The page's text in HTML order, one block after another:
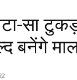
सा
बनेंगे